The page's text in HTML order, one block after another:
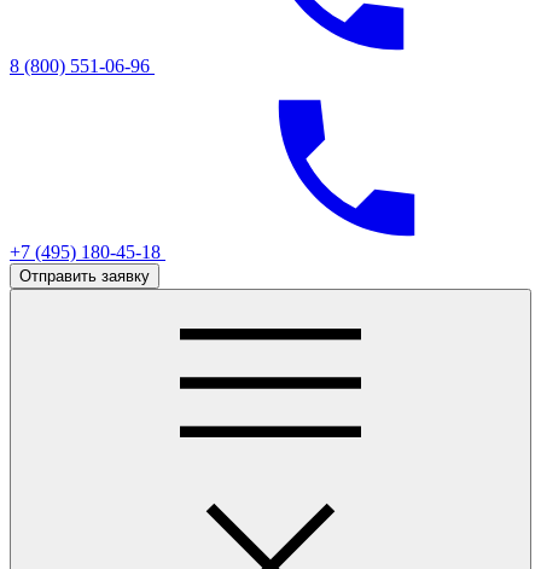
8 (800) 551-06-96
+7 (495) 180-45-18
Отправить заявку